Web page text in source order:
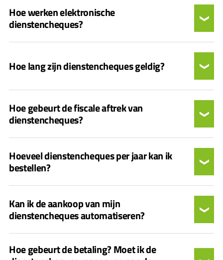
Hoe werken elektronische
dienstencheques?
Hoe lang zijn dienstencheques geldig?
Hoe gebeurt de fiscale aftrek van
dienstencheques?
Hoeveel dienstencheques per jaar kan ik
bestellen?
Kan ik de aankoop van mijn
dienstencheques automatiseren?
Hoe gebeurt de betaling? Moet ik de